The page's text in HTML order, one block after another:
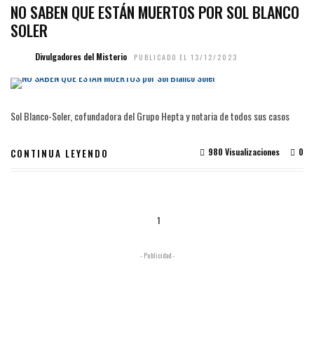
NO SABEN QUE ESTÁN MUERTOS POR SOL BLANCO
SOLER
Divulgadores del Misterio PUBLICADO EL 13/12/2023
Sol Blanco-Soler, cofundadora del Grupo Hepta y notaria de todos sus casos
CONTINUA LEYENDO 0
980 Visualizaciones
1
- Publicidad -